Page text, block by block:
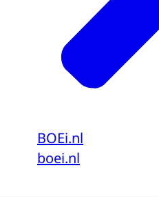
BOEi.nl
boei.nl